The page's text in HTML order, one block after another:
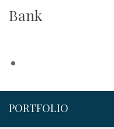
Bank
PORTFOLIO